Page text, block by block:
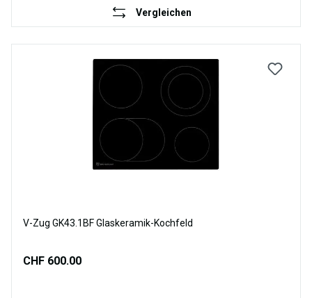
Vergleichen
V-Zug GK43.1BF Glaskeramik-Kochfeld
CHF 600.00